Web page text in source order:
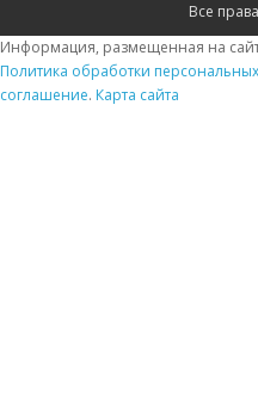
Все
Информация, размещенная на
Политика обработки
соглашение. Карта сайта